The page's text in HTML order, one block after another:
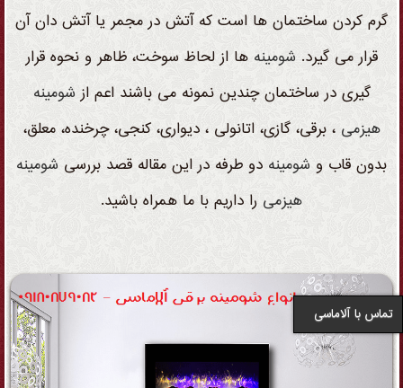
گرم کردن ساختمان ها است که آتش در مجمر یا آتش دان آن
قرار می گیرد. شومینه ها از لحاظ سوخت، ظاهر و نحوه قرار
گیری در ساختمان چندین نمونه می باشند اعم از شومینه
هیزمی ، برقی، گازی، اتانولی ، دیواری، کنجی، چرخنده، معلق،
بدون قاب و شومینه دو طرفه در این مقاله قصد بررسی شومینه
هیزمی را داریم با ما همراه باشید.
تماس با آلاماسی